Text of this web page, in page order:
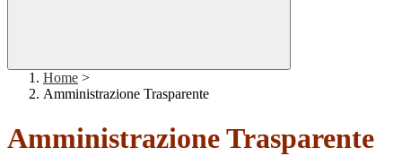
Home >
Amministrazione Trasparente
Amministrazione Trasparente